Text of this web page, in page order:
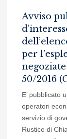
Avviso
per
negoziate
50/2016
E’ pubblicato
operatori
servizio di
Rustico di